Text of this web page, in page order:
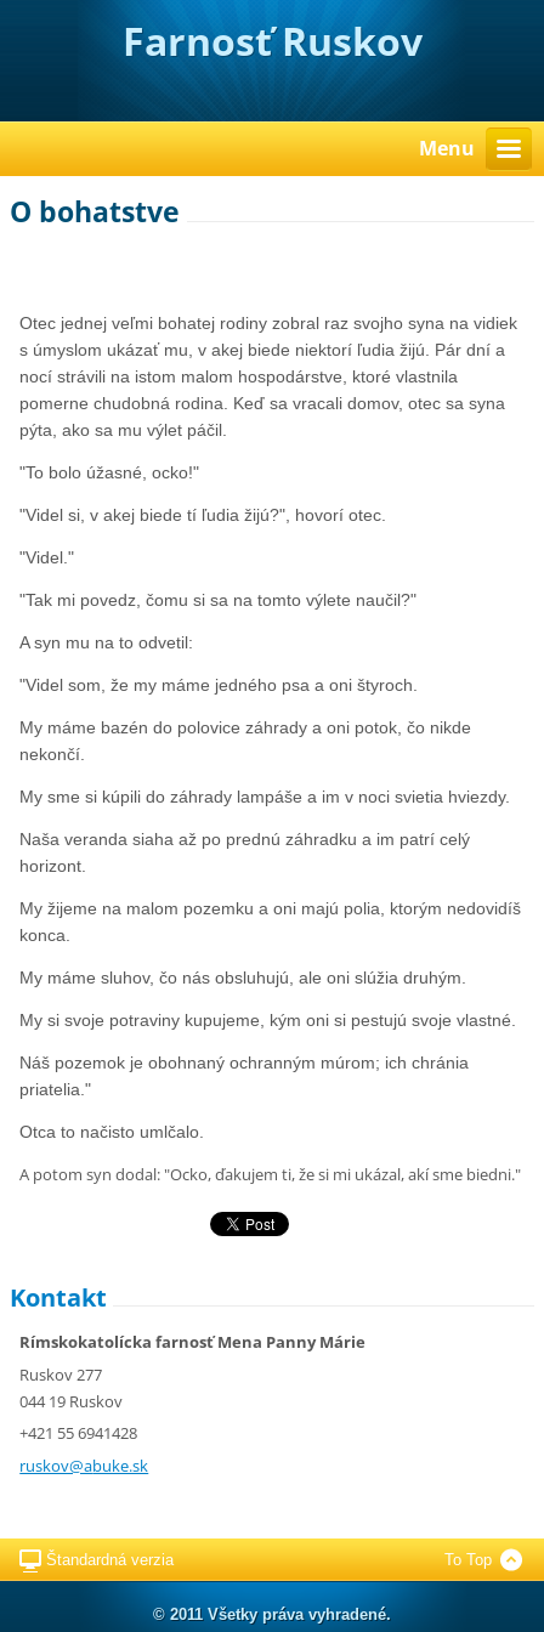
Farnosť Ruskov
Menu
O bohatstve
Otec jednej veľmi bohatej rodiny zobral raz svojho syna na vidiek
s úmyslom ukázať mu, v akej biede niektorí ľudia žijú. Pár dní a
nocí strávili na istom malom hospodárstve, ktoré vlastnila
pomerne chudobná rodina. Keď sa vracali domov, otec sa syna
pýta, ako sa mu výlet páčil.
"To bolo úžasné, ocko!"
"Videl si, v akej biede tí ľudia žijú?", hovorí otec.
"Videl."
"Tak mi povedz, čomu si sa na tomto výlete naučil?"
A syn mu na to odvetil:
"Videl som, že my máme jedného psa a oni štyroch.
My máme bazén do polovice záhrady a oni potok, čo nikde
nekončí.
My sme si kúpili do záhrady lampáše a im v noci svietia hviezdy.
Naša veranda siaha až po prednú záhradku a im patrí celý
horizont.
My žijeme na malom pozemku a oni majú polia, ktorým nedovidíš
konca.
My máme sluhov, čo nás obsluhujú, ale oni slúžia druhým.
My si svoje potraviny kupujeme, kým oni si pestujú svoje vlastné.
Náš pozemok je obohnaný ochranným múrom; ich chránia
priatelia."
Otca to načisto umlčalo.
A potom syn dodal: "Ocko, ďakujem ti, že si mi ukázal, akí sme biedni."
Kontakt
Rímskokatolícka farnosť Mena Panny Márie
Ruskov 277
044 19 Ruskov
+421 55 6941428
ruskov@abuke.sk
Štandardná verzia To Top
© 2011 Všetky práva vyhradené.